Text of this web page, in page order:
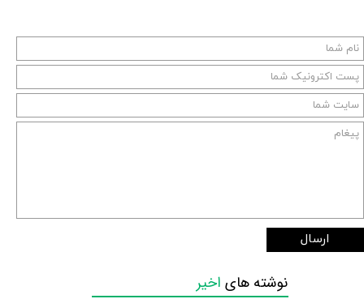
ارسال
نوشته های اخیر